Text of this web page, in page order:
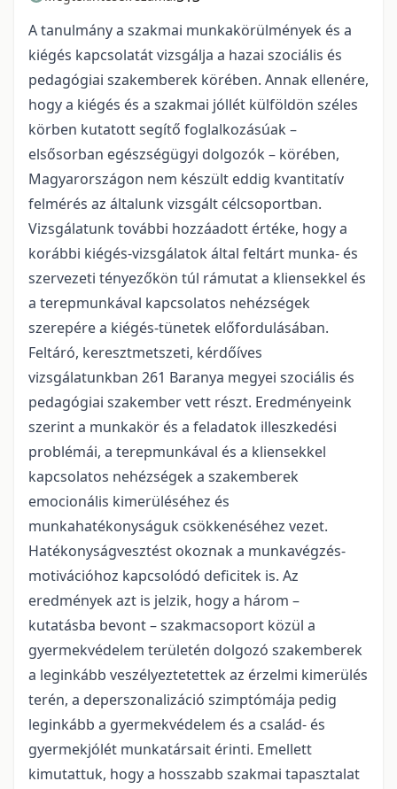
A tanulmány a szakmai munkakörülmények és a
kiégés kapcsolatát vizsgálja a hazai szociális és
pedagógiai szakemberek körében. Annak ellenére,
hogy a kiégés és a szakmai jóllét külföldön széles
körben kutatott segítő foglalkozásúak –
elsősorban egészségügyi dolgozók – körében,
Magyarországon nem készült eddig kvantitatív
felmérés az általunk vizsgált célcsoportban.
Vizsgálatunk további hozzáadott értéke, hogy a
korábbi kiégés-vizsgálatok által feltárt munka- és
szervezeti tényezőkön túl rámutat a kliensekkel és
a terepmunkával kapcsolatos nehézségek
szerepére a kiégés-tünetek előfordulásában.
Feltáró, keresztmetszeti, kérdőíves
vizsgálatunkban 261 Baranya megyei szociális és
pedagógiai szakember vett részt. Eredményeink
szerint a munkakör és a feladatok illeszkedési
problémái, a terepmunkával és a kliensekkel
kapcsolatos nehézségek a szakemberek
emocionális kimerüléséhez és
munkahatékonyságuk csökkenéséhez vezet.
Hatékonyságvesztést okoznak a munkavégzés-
motivációhoz kapcsolódó deficitek is. Az
eredmények azt is jelzik, hogy a három –
kutatásba bevont – szakmacsoport közül a
gyermekvédelem területén dolgozó szakemberek
a leginkább veszélyeztetettek az érzelmi kimerülés
terén, a deperszonalizáció szimptómája pedig
leginkább a gyermekvédelem és a család- és
gyermekjólét munkatársait érinti. Emellett
kimutattuk, hogy a hosszabb szakmai tapasztalat